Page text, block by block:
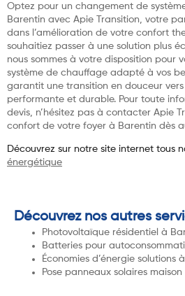
Optez pour un changement de
Barentin avec Apie Transition, votre
dans l’amélioration de votre confort
souhaitiez passer à une solution plus
nous sommes à votre disposition pour
système de chauffage adapté à vos
garantit une transition en douceur
performante et durable. Pour toute
devis, n’hésitez pas à contacter Apie
confort de votre foyer à Barentin dès
Découvrez sur notre site internet tous
énergétique
Découvrez nos autres
Photovoltaïque résidentiel à
Batteries pour
Économies d’énergie solutions
Pose panneaux solaires